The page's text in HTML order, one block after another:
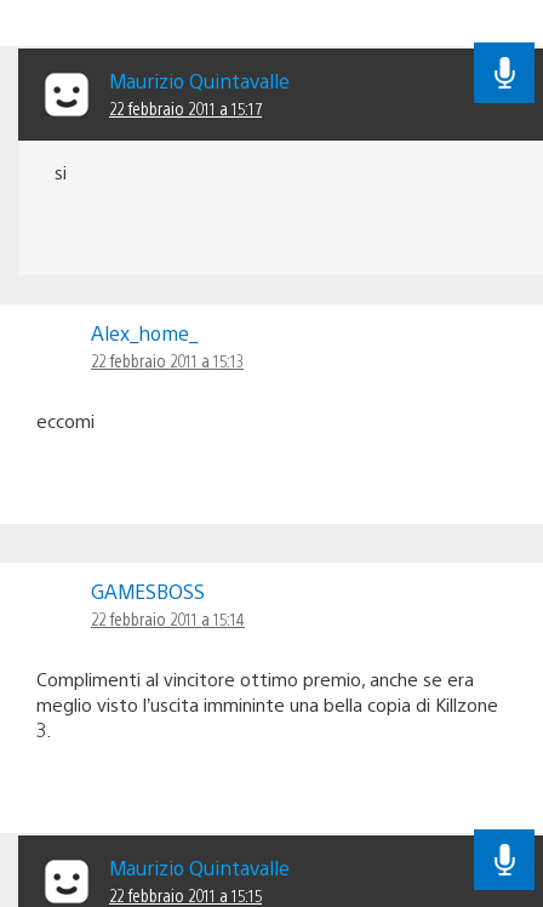
Maurizio Quintavalle
22 febbraio 2011 a 15:17
si
Alex_home_
22 febbraio 2011 a 15:13
eccomi
GAMESBOSS
22 febbraio 2011 a 15:14
Complimenti al vincitore ottimo premio, anche se era
meglio visto l’uscita immininte una bella copia di Killzone
3.
Maurizio Quintavalle
22 febbraio 2011 a 15:15